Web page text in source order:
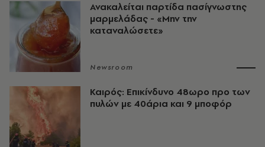
Ανακαλείται παρτίδα πασίγνωστης
μαρμελάδας - «Μην την
καταναλώσετε»
Newsroom
Καιρός: Επικίνδυνο 48ωρο προ των
πυλών με 40άρια και 9 μποφόρ